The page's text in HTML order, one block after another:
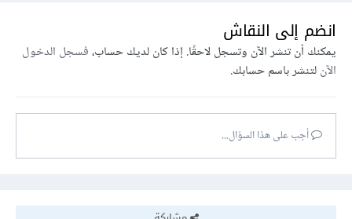
انضم إلى النقاش
يمكنك أن تنشر الآن وتسجل لاحقًا. إذا كان لديك حساب،فسجل الدخول
الآنلتنشر باسم حسابك.
أجب على هذا السؤال...